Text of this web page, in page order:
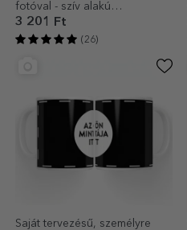
fotóval - szív alakú
fogantyúval
3 201 Ft
(26)
Saját tervezésű, személyre